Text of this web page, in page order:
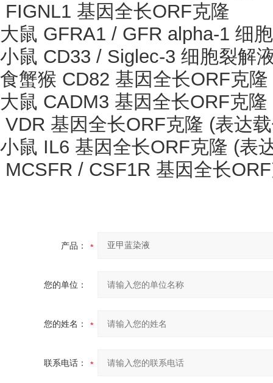
FIGNL1 基因全长ORF克隆
大鼠 GFRA1 / GFR alpha-1 细
小鼠 CD33 / Siglec-3 细胞裂解
食蟹猴 CD82 基因全长ORF克隆
大鼠 CADM3 基因全长ORF克隆
VDR 基因全长ORF克隆 (表达
小鼠 IL6 基因全长ORF克隆 (表
MCSFR / CSF1R 基因全长
产品：
您的单位：
您的姓名：
联系电话：